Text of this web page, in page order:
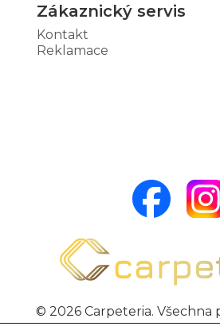
Zákaznický servis
Kontakt
Reklamace
© 2026 Carpeteria. Všechna